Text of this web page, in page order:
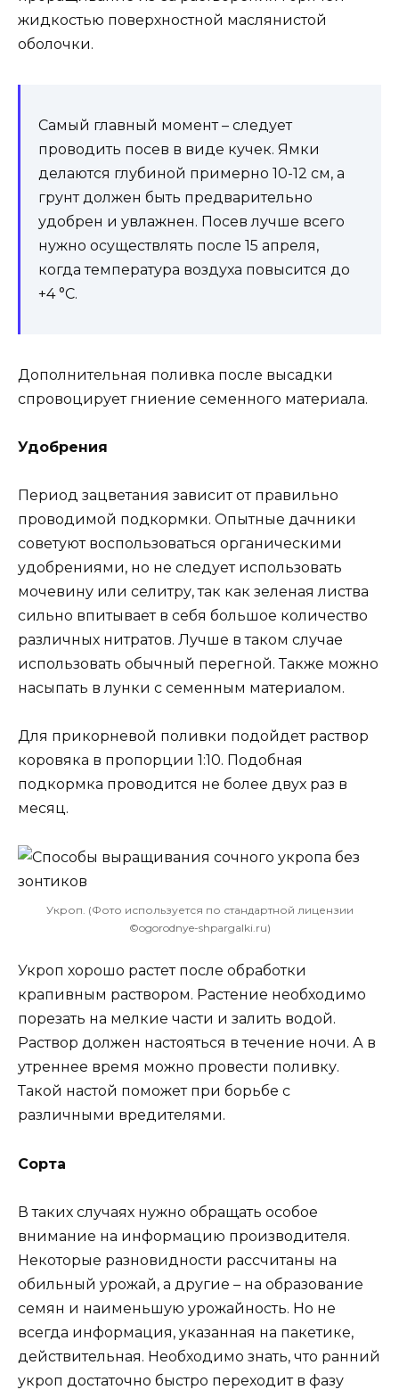
жидкостью поверхностной маслянистой
оболочки.
Самый главный момент – следует
проводить посев в виде кучек. Ямки
делаются глубиной примерно 10-12 см, а
грунт должен быть предварительно
удобрен и увлажнен. Посев лучше всего
нужно осуществлять после 15 апреля,
когда температура воздуха повысится до
+4 °C.
Дополнительная поливка после высадки
спровоцирует гниение семенного материала.
Удобрения
Период зацветания зависит от правильно
проводимой подкормки. Опытные дачники
советуют воспользоваться органическими
удобрениями, но не следует использовать
мочевину или селитру, так как зеленая листва
сильно впитывает в себя большое количество
различных нитратов. Лучше в таком случае
использовать обычный перегной. Также можно
насыпать в лунки с семенным материалом.
Для прикорневой поливки подойдет раствор
коровяка в пропорции 1:10. Подобная
подкормка проводится не более двух раз в
месяц.
Укроп. (Фото используется по стандартной лицензии
©ogorodnye-shpargalki.ru)
Укроп хорошо растет после обработки
крапивным раствором. Растение необходимо
порезать на мелкие части и залить водой.
Раствор должен настояться в течение ночи. А в
утреннее время можно провести поливку.
Такой настой поможет при борьбе с
различными вредителями.
Сорта
В таких случаях нужно обращать особое
внимание на информацию производителя.
Некоторые разновидности рассчитаны на
обильный урожай, а другие – на образование
семян и наименьшую урожайность. Но не
всегда информация, указанная на пакетике,
действительная. Необходимо знать, что ранний
укроп достаточно быстро переходит в фазу